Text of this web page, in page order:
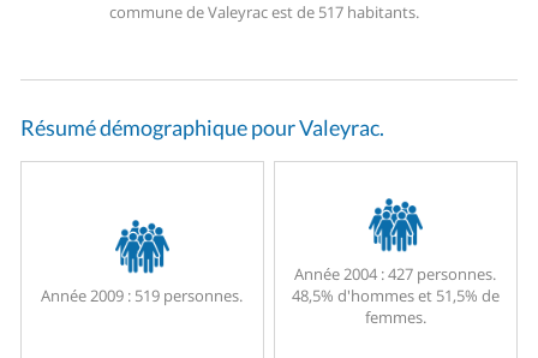
commune de Valeyrac est de 517 habitants.
Résumé démographique pour Valeyrac.
Année 2009 : 519 personnes.
Année 2004 :427 personnes.
48,5% d'hommes et 51,5% de
femmes.